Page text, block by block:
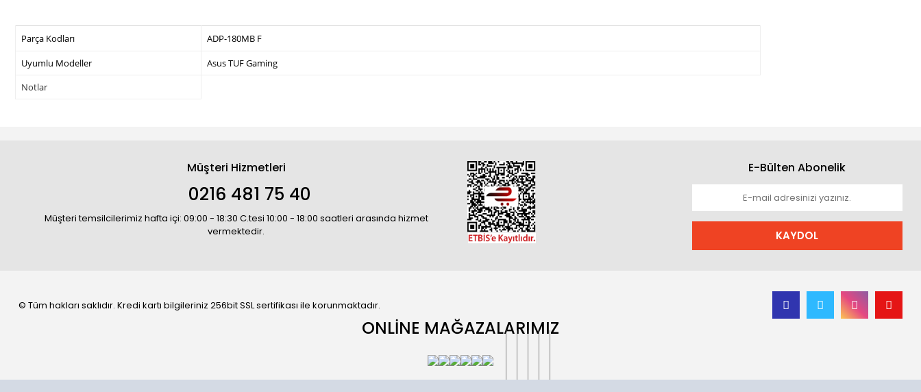
Parça Kodları
ADP-180MB F
Uyumlu Modeller
Asus TUF Gaming
Notlar
Müşteri Hizmetleri
0216 481 75 40
Müşteri temsilcilerimiz hafta içi: 09:00 - 18:30 C.tesi 10:00 - 18:00 saatleri arasında hizmet
vermektedir.
E-Bülten Abonelik
KAYDOL
© Tüm hakları saklıdır. Kredi kartı bilgileriniz 256bit SSL sertifikası ile korunmaktadır.
ONLİNE MAĞAZALARIMIZ